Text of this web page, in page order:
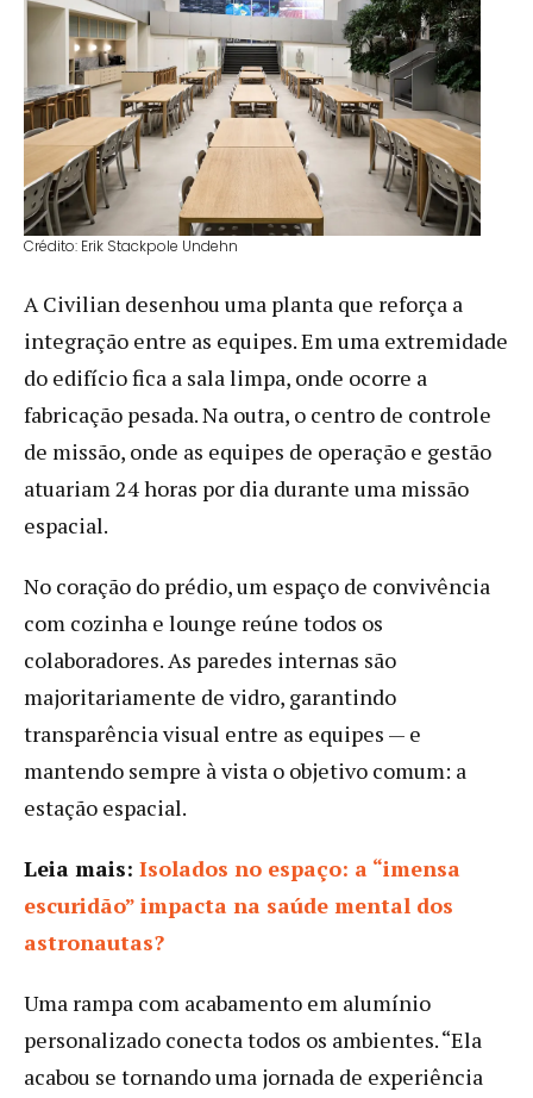
Crédito: Erik Stackpole Undehn
A Civilian desenhou uma planta que reforça a
integração entre as equipes. Em uma extremidade
do edifício fica a sala limpa, onde ocorre a
fabricação pesada. Na outra, o centro de controle
de missão, onde as equipes de operação e gestão
atuariam 24 horas por dia durante uma missão
espacial.
No coração do prédio, um espaço de convivência
com cozinha e lounge reúne todos os
colaboradores. As paredes internas são
majoritariamente de vidro, garantindo
transparência visual entre as equipes — e
mantendo sempre à vista o objetivo comum: a
estação espacial.
Leia mais: Isolados no espaço: a “imensa
escuridão” impacta na saúde mental dos
astronautas?
Uma rampa com acabamento em alumínio
personalizado conecta todos os ambientes. “Ela
acabou se tornando uma jornada de experiência